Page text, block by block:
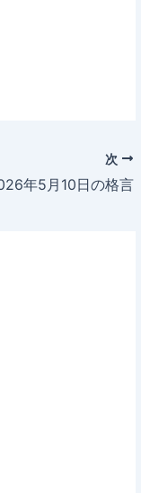
次
年5月10日の格言